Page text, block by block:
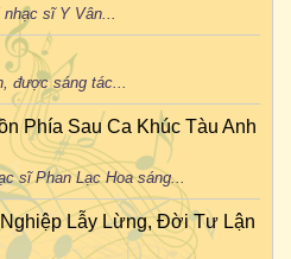
sĩ Y Vân...
được sáng tác...
Phía Sau Ca Khúc Tàu Anh
sĩ Phan Lạc Hoa sáng...
Lẫy Lừng, Đời Tư Lận